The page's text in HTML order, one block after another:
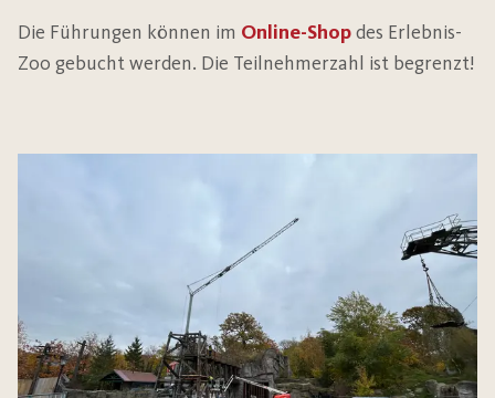
Die Führungen können im Online-Shopdes Erlebnis-
Zoo gebucht werden. Die Teilnehmerzahl ist begrenzt!